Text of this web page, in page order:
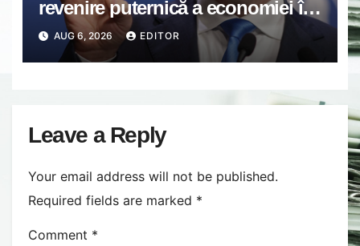
revenire puternică a economiei în
2027: Inflația va scădea, consumul
va crește
AUG 6, 2026 EDITOR
Leave a Reply
Your email address will not be published.
Required fields are marked *
Comment *